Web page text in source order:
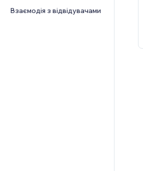
Взаємодія з відвідувачами